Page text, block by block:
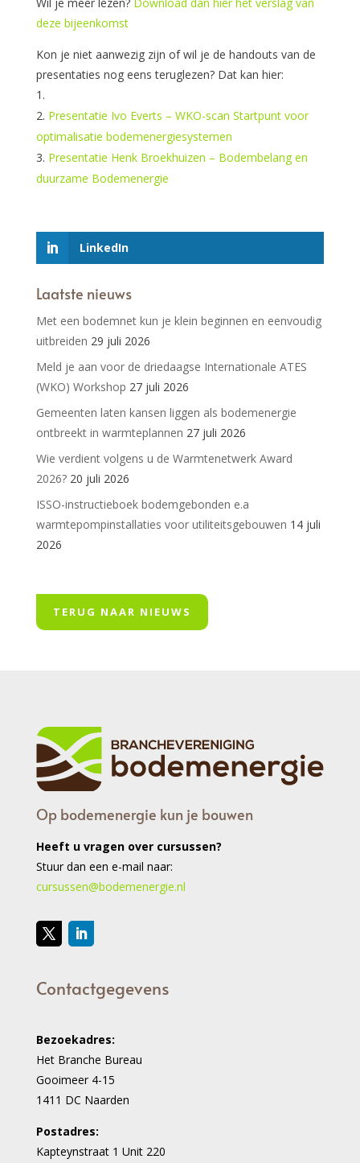
deze bijeenkomst
Kon je niet aanwezig zijn of wil je de handouts van de
presentaties nog eens teruglezen? Dat kan hier:
Presentatie Ivo Everts – WKO-scan Startpunt voor
optimalisatie bodemenergiesystemen
Presentatie Henk Broekhuizen – Bodembelang en
duurzame Bodemenergie
LinkedIn
Laatste nieuws
Met een bodemnet kun je klein beginnen en eenvoudig
uitbreiden 29 juli 2026
Meld je aan voor de driedaagse Internationale ATES
(WKO) Workshop 27 juli 2026
Gemeenten laten kansen liggen als bodemenergie
ontbreekt in warmteplannen 27 juli 2026
Wie verdient volgens u de Warmtenetwerk Award
2026? 20 juli 2026
ISSO-instructieboek bodemgebonden e.a
warmtepompinstallaties voor utiliteitsgebouwen 14 juli
2026
TERUG NAAR NIEUWS
Op bodemenergie kun je bouwen
Heeft u vragen over cursussen?
Stuur dan een e-mail naar:
cursussen@bodemenergie.nl
Contactgegevens
Bezoekadres:
Het Branche Bureau
Gooimeer 4-15
1411 DC Naarden
Postadres:
Kapteynstraat 1 Unit 220